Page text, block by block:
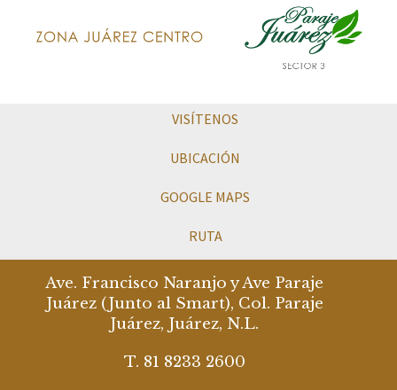
VISÍTENOS
UBICACIÓN
GOOGLE MAPS
RUTA
Ave. Francisco Naranjo y Ave Paraje
Juárez (Junto al Smart), Col. Paraje
Juárez, Juárez, N.L.
T. 81 8233 2600